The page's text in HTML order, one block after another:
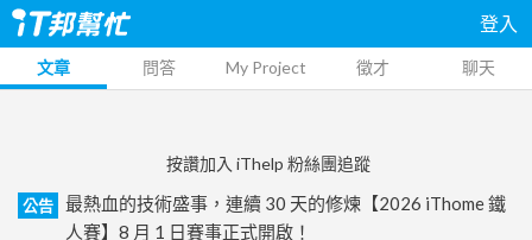
登入
文章 問答 My Project 徵才 聊天
按讚加入 iThelp 粉絲團追蹤
公告
最熱血的技術盛事，連續 30 天的修煉【2026 iThome 鐵
人賽】8 月 1 日賽事正式開啟！